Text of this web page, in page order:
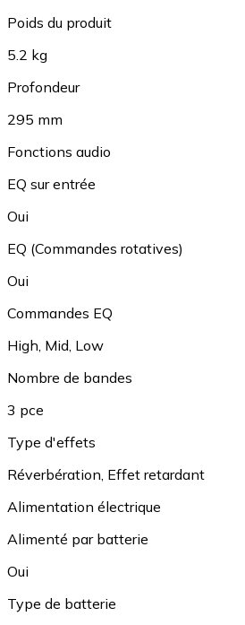
Poids du produit
5.2 kg
Profondeur
295 mm
Fonctions audio
EQ sur entrée
Oui
EQ (Commandes rotatives)
Oui
Commandes EQ
High Mid Low
Nombre de bandes
3 pce
Type d'effets
Réverbération Effet retardant
Alimentation électrique
Alimenté par batterie
Oui
Type de batterie